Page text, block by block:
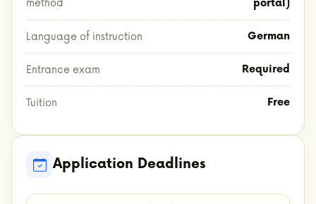
method
portal)
Language of instruction German
Entrance exam Required
Tuition Free
Application Deadlines